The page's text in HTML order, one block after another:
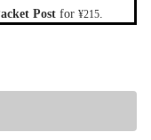
Post for ¥215